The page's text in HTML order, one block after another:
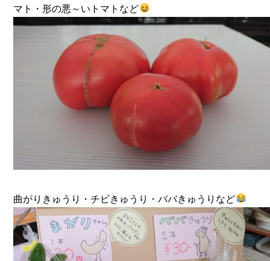
マト・形の悪～いトマトなど
曲がりきゅうり・チビきゅうり・ババきゅうりなど